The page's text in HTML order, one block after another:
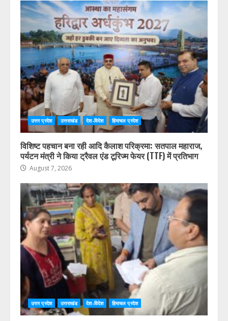
उत्तर प्रदेश उत्तराखंड देश-विदेश हिमाचल प्रदेश
विशिष्ट पहचान बना रही आदि कैलाश परिक्रमा: सतपाल महाराज,
पर्यटन मंत्री ने किया ट्रैवल एंड टूरिज्म फेयर (TTF) में प्रतिभाग
August 7, 2026
उत्तर प्रदेश उत्तराखंड देश-विदेश हिमाचल प्रदेश